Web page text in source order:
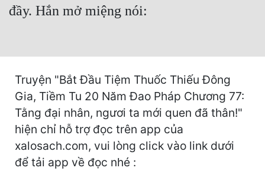
Cổ Đại
Dị Giới
Dị Năng
Gia Đấu
Góc Nhìn Nam
đầy. Hắn mở miệng nói:
Truyện "Bắt Đầu Tiệm Thuốc Thiếu Đông
Gia, Tiềm Tu 20 Năm Đao Pháp Chương 77:
Tằng đại nhân, ngươi ta mới quen đã thân!"
hiện chỉ hỗ trợ đọc trên app của
xalosach.com, vui lòng click vào link dưới
để tải app về đọc nhé :